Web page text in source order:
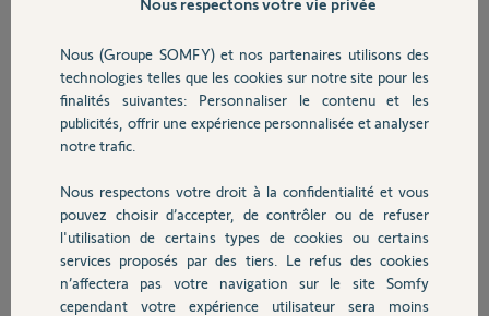
Sécurité
Domotique
Chauffage
Autres produits
2401162) pour piloter avec ma box TaHoma un store extérieur somfy
Merci et bonne soirée à tous
Jean-Claude
il y a plus d'un an
Participer au fil de discussion
Réponses
Nous (Groupe SOMFY) et nos partenaires utilisons des
technologies telles que les cookies sur notre site pour les
finalités suivantes: Personnaliser le contenu et les
publicités, offrir une expérience personnalisée et analyser
notre trafic.
Nous respectons votre droit à la confidentialité et vous
pouvez choisir d’accepter, de contrôler ou de refuser
l'utilisation de certains types de cookies ou certains
services proposés par des tiers. Le refus des cookies
n’affectera pas votre navigation sur le site Somfy
cependant votre expérience utilisateur sera moins